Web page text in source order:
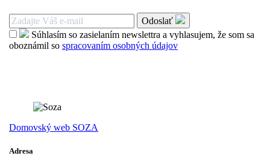
Odoslať
Súhlasím so zasielaním newslettra a vyhlasujem, že som sa
oboznámil so spracovaním osobných údajov
Domovský web SOZA
Adresa